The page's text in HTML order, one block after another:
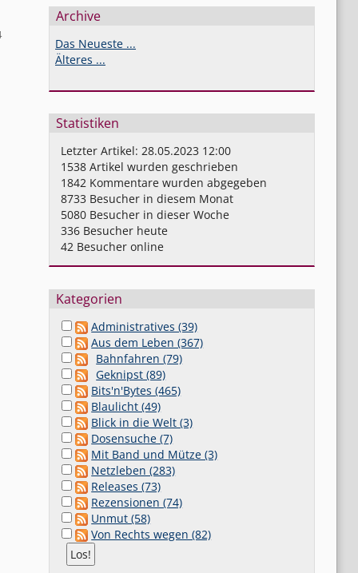
Archive
Das Neueste ...
Älteres ...
Statistiken
Letzter Artikel: 28.05.2023 12:00
1538Artikel wurden geschrieben
1842Kommentare wurden abgegeben
8733 Besucher in diesem Monat
5080Besucher in dieser Woche
336Besucher heute
42Besucher online
Kategorien
Administratives (39)
Aus dem Leben (367)
Bahnfahren (79)
Geknipst (89)
Bits'n'Bytes (465)
Blaulicht (49)
Blick in die Welt (3)
Dosensuche (7)
Mit Band und Mütze (3)
Netzleben (283)
Releases (73)
Rezensionen (74)
Unmut (58)
Von Rechts wegen (82)